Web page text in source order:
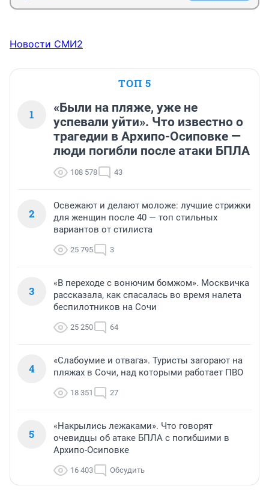
Новости СМИ2
ТОП 5
1
«Были на пляже, уже не
успевали уйти». Что известно о
трагедии в Архипо-Осиповке —
люди погибли после атаки БПЛА
108 578 43
2
Освежают и делают моложе: лучшие стрижки
для женщин после 40 — топ стильных
вариантов от стилиста
25 795 3
3
«В переходе с вонючим бомжом». Москвичка
рассказала, как спасалась во время налета
беспилотников на Сочи
25 250 64
4
«Слабоумие и отвага». Туристы загорают на
пляжах в Сочи, над которыми работает ПВО
18 351 27
5
«Накрылись лежаками». Что говорят
очевидцы об атаке БПЛА с погибшими в
Архипо-Осиповке
16 403 Обсудить